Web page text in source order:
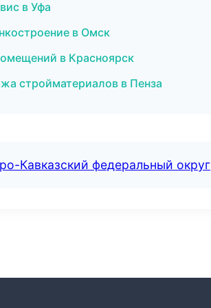
в Уфа
в Омск
в Красноярск
стройматериалов в Пенза
Кавказский федеральный округ